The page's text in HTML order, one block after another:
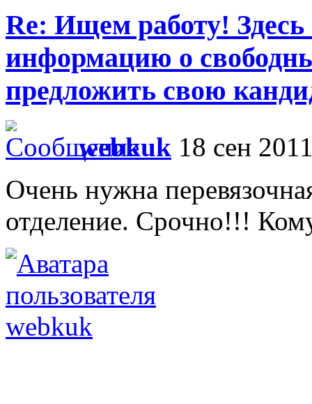
Re: Ищем работу!
информацию о
предложить свою
webkuk 18 сен
Очень нужна
отделение. Срочно!!!
webkuk